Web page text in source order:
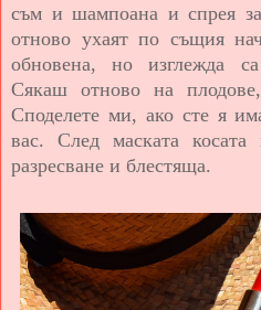
съм и шампоана и спрея
отново ухаят по същия
обновена, но изглежда
Сякаш отново на
Споделете ми, ако сте я
вас. След маската
разресване и блестяща.